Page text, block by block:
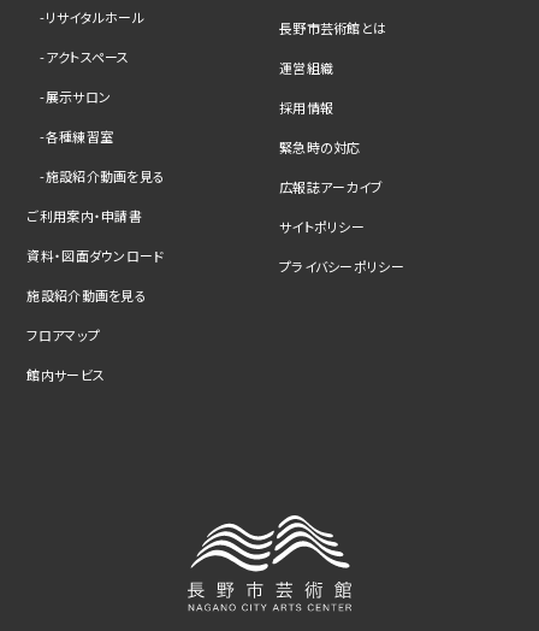
リサイタルホール
アクトスペース
展示サロン
各種練習室
施設紹介動画を見る
ご利用案内・申請書
資料・図面ダウンロード
施設紹介動画を見る
フロアマップ
館内サービス
長野市芸術館とは
運営組織
採用情報
緊急時の対応
広報誌アーカイブ
サイトポリシー
プライバシーポリシー